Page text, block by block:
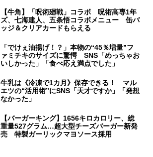
【牛角】「呪術廻戦」コラボ 呪術高専1年
ズ、七海建人、五条悟コラボメニュー 缶バ
ッジ＆クリアカードもらえる
「でけぇ油揚げ！？」本物の“45％増量”フ
ァミチキのサイズに驚愕 SNS「めっちゃお
いしかった」「食べ応え満点でした」
牛乳は《冷凍で1カ月》保存できる！ マル
エツの“活用術”にSNS「天才ですか」「発想
なかった」
【バーガーキング】1656キロカロリー、総
重量527グラム…超大型チーズバーガー新発
売 特製ガーリックマヨソース採用